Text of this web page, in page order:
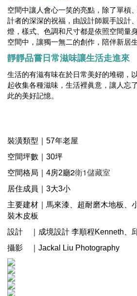
空間中讓人會心一笑的亮點，除了單槓
計者的深深的祝福，由設計師親手設計
燈，樣式、色調和尺寸都是依照空間量
空間中，讓獨一無二的創作，陪伴新居
靜靜品嘗日常滋味讓生活走進來
生活的有滋有味在於日常美好的堆砌，
起收集各種滋味，生活裡眞意，讓人忘
此的美好記憶。
裝潢類型｜57年老屋
空間坪數｜30坪
空間格局｜4房2廳2衛1儲藏室
居住成員｜3大3小
主要建材｜馬來漆、超耐磨木地板、
裝木皮板
設計 ｜成境設計 李順程Kenneth、
攝影 ｜Jackal Liu Photography